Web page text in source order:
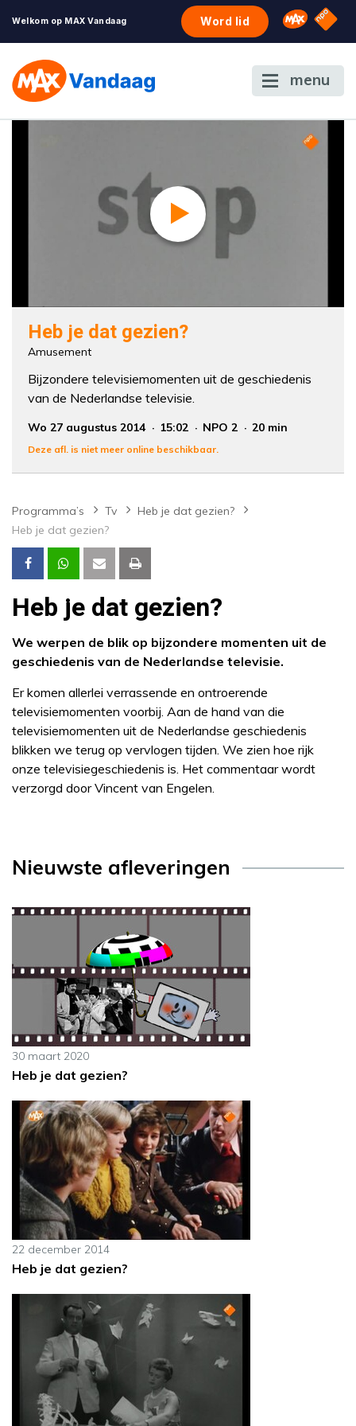
Welkom op MAX Vandaag Word lid Omroep
NPO
menu
Heb je dat gezien?
Amusement
Bijzondere televisiemomenten uit de geschiedenis
van de Nederlandse televisie.
Wo 27 augustus 2014 15:02 NPO 2 20 min
Deze afl. is niet meer online beschikbaar.
Programma’s Tv
Heb je dat gezien?
Heb je dat gezien?
Heb je dat gezien?
We werpen de blik op bijzondere momenten uit de
geschiedenis van de Nederlandse televisie.
Er komen allerlei verrassende en ontroerende
televisiemomenten voorbij. Aan de hand van die
televisiemomenten uit de Nederlandse geschiedenis
blikken we terug op vervlogen tijden. We zien hoe rijk
onze televisiegeschiedenis is. Het commentaar wordt
verzorgd door Vincent van Engelen.
Nieuwste afleveringen
30 maart 2020
Heb je dat gezien?
22 december 2014
Heb je dat gezien?